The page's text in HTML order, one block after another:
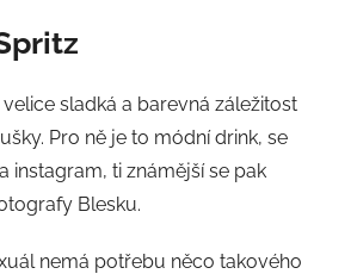
sladká a barevná záležitost
Pro ně je to módní drink, se
instagram, ti známější se pak
Blesku.
nemá potřebu něco takového